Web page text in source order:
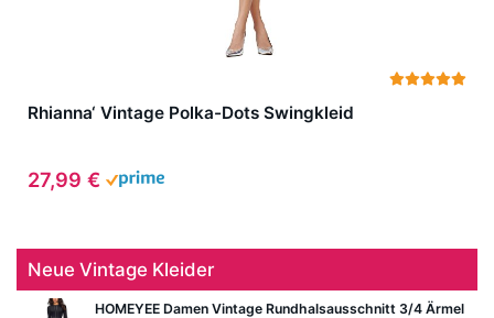
Rhianna‘ Vintage Polka-Dots Swingkleid
27,99 €
Neue Vintage Kleider
HOMEYEE Damen Vintage Rundhalsausschnitt 3/4 Ärmel